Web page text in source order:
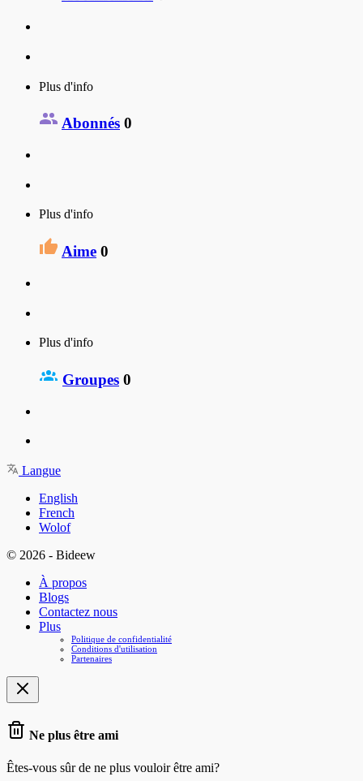
Plus d'info
Abonnés 0
Plus d'info
Aime 0
Plus d'info
Groupes 0
Langue
English
French
Wolof
© 2026 - Bideew
À propos
Blogs
Contactez nous
Plus
Politique de confidentialité
Conditions d'utilisation
Partenaires
Ne plus être ami
Êtes-vous sûr de ne plus vouloir être ami?